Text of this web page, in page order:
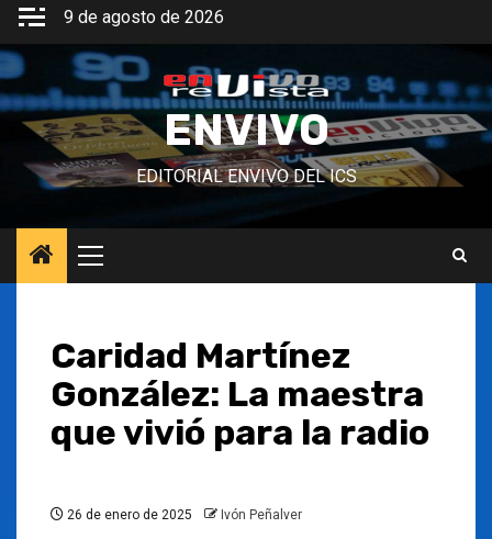
Saltar
contenido
9 de agosto de 2026
ENVIVO
EDITORIAL ENVIVO DEL ICS
Menú
principal
Caridad Martínez
González: La maestra
que vivió para la radio
26 de enero de 2025 Ivón Peñalver